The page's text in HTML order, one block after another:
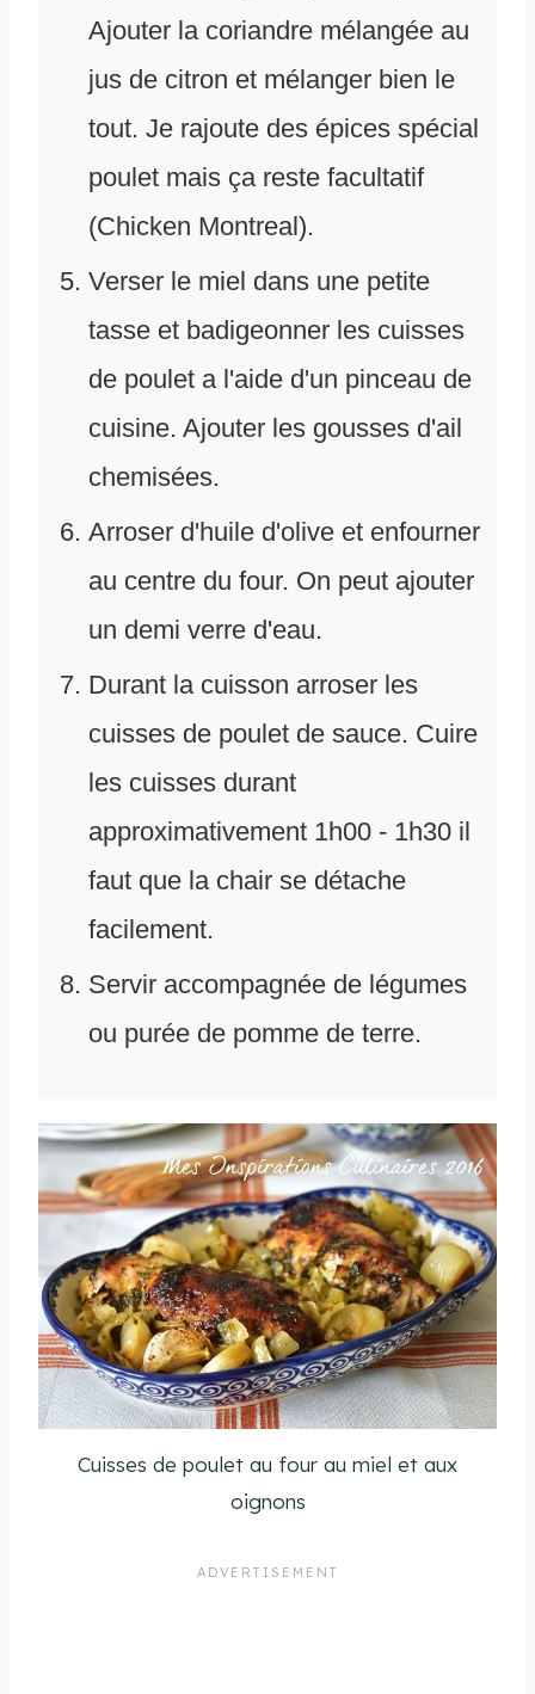
Ajouter la coriandre mélangée au
jus de citron et mélanger bien le
tout. Je rajoute des épices spécial
poulet mais ça reste facultatif
(Chicken Montreal).
Verser le miel dans une petite
tasse et badigeonner les cuisses
de poulet a l'aide d'un pinceau de
cuisine. Ajouter les gousses d'ail
chemisées.
Arroser d'huile d'olive et enfourner
au centre du four. On peut ajouter
un demi verre d'eau.
Durant la cuisson arroser les
cuisses de poulet de sauce. Cuire
les cuisses durant
approximativement 1h00 - 1h30 il
faut que la chair se détache
facilement.
Servir accompagnée de légumes
ou purée de pomme de terre.
Cuisses de poulet au four au miel et aux
oignons